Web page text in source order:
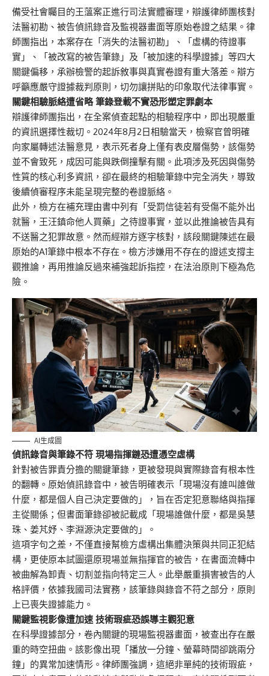
備受社會矚目的王薀案正進行司法實體審理，辯護律師團核對
法醫初勘、被告偵訊錄音及監視器畫面等原始卷證之結果。律
師團指出，本案存在「消失的法醫初勘」、「虛構的待證事
實」、「被改寫的被告筆錄」及「被加速的科學證據」等四大
關鍵偏移，承辦檢警的起訴敘事與真實卷證有重大落差。辯方
呼籲應嚴守證據裁判原則，切勿讓拼貼的印象取代法律事實。
關鍵相驗脈絡遭省略 筆錄登載不實恐形塑定罪劇本
辯護律師團指出，在全案偵查起點的相驗程序中，即出現嚴重
的資訊選擇性裁切。2024年8月2日相驗當天，檢察官曾明確
向家屬轉述法醫意見，表示死者身上僅有表皮層傷勢，該傷勢
並不會致死，成因可能與跌倒撞擊有關。此項涉及死因與傷勢
性質的核心利多資訊，卻在最終的相驗筆錄中完全消失，導致
後續偵審程序未能呈現完整的卷證脈絡。
此外，檢方在補充理由書中列有「受罰信徒若有受傷不能外出
就醫，王汪鎮命他人買藥」之待證事實，並以此推論被告具有
不送醫之犯罪故意。然而經辯方逐字核對，該段關鍵陳述在最
原始的A1筆錄中根本不存在。檢方涉嫌用不存在的證述支撐主
觀推論，再用推論反過來補強起訴指控，在法治原則下極為危
險。
AI生成圖
偵訊錄音與筆錄不符 現場指揮鏈恐遭憑空虛構
針對被告罪責分擔的關鍵筆錄，更被發現與實際錄音有根本性
的翻轉。原始偵訊錄音中，被告明確表示「現場沒有誰叫誰做
什麼，都是個人自己決定要做的」，旨在否定犯意聯絡與指揮
主從關係；但書面筆錄卻被記載成「現場誰做什麼，都是吳慧
珠、姜芃妤、李淵源決定要做的」。
這項字句之差，不僅直接幫檢方虛構出集體決策與共同正犯結
構，更使原本試圖還原現場並無指揮官的被告，在書面流轉中
被曲解為卸責、切割並指向特定三人。此舉嚴重損害被告的人
格評價，依據我國司法實務，該筆錄與錄音不符之部分，原則
上已喪失證據能力。
關鍵監視影像遭加速 技術瑕疵恐誤導主觀犯意
在科學證據部分，卷內關鍵的現場監視器畫面，被查出存在嚴
重的時空扭曲。該影像出現「播放一分鐘、螢幕時間卻跳兩分
鐘」的異常加速情形。律師團強調，這絕非單純的技術瑕疵，